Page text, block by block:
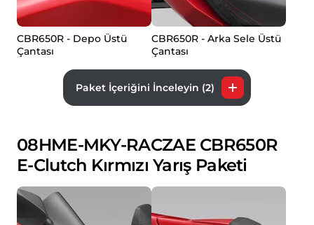
CBR650R - Depo Üstü
Çantası
CBR650R - Arka Sele Üstü
Çantası
Paket İçeriğini İnceleyin (2)
08HME-MKY-RACZAE CBR650R
E-Clutch Kırmızı Yarış Paketi